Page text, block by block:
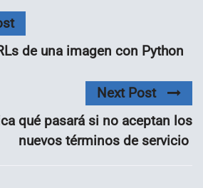
de una imagen con Python
Next Post
qué pasará si no aceptan los
nuevos términos de servicio